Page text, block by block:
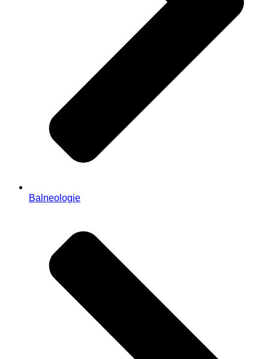
Balneologie